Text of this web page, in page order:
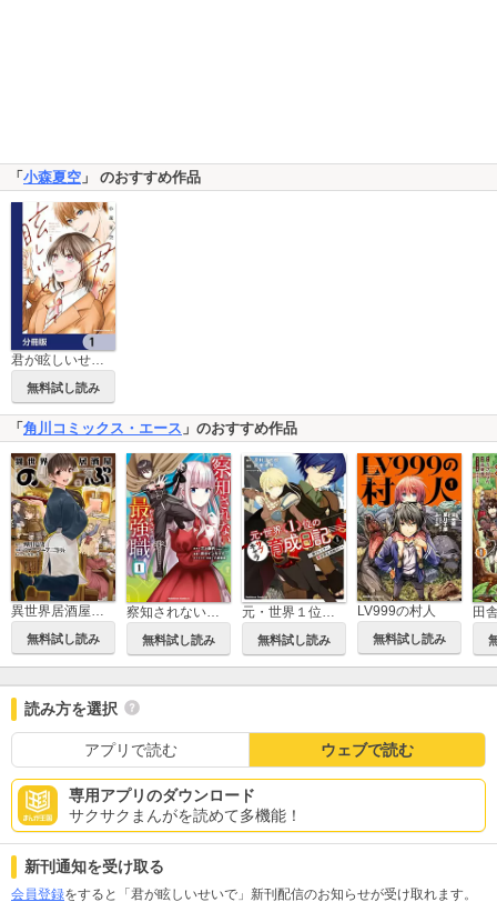
「小森夏空 」 のおすすめ作品
君が眩しいせいで【分冊版】
無料試し読み
「 角川コミックス・エース 」のおすすめ作品
異世界居酒屋「のぶ」
無料試し読み 無料試し読み 無料試し読み
LV999の村人
無料試し読み
読み方を選択
アプリで読む ウェブで読む
専用アプリのダウンロード
サクサクまんがを読めて多機能！
新刊通知を受け取る
会員登録をすると「君が眩しいせいで」新刊配信のお知らせが受け取れます。